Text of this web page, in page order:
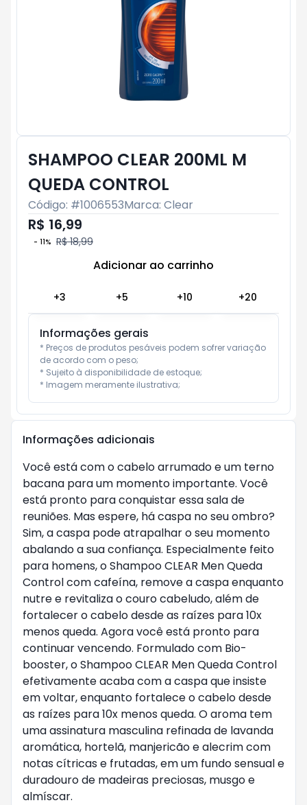
SHAMPOO CLEAR 200ML M
QUEDA CONTROL
Código: #1006553Marca: Clear
R$ 16,99
- 11% R$ 18,99
Adicionar ao carrinho
+3 +5 +10 +20
Informações gerais
* Preços de produtos pesáveis podem sofrer variação
de acordo com o peso;
* Sujeito à disponibilidade de estoque;
* Imagem meramente ilustrativa;
Informações adicionais
Você está com o cabelo arrumado e um terno
bacana para um momento importante. Você
está pronto para conquistar essa sala de
reuniões. Mas espere, há caspa no seu ombro?
Sim, a caspa pode atrapalhar o seu momento
abalando a sua confiança. Especialmente feito
para homens, o Shampoo CLEAR Men Queda
Control com cafeína, remove a caspa enquanto
nutre e revitaliza o couro cabeludo, além de
fortalecer o cabelo desde as raízes para 10x
menos queda. Agora você está pronto para
continuar vencendo. Formulado com Bio-
booster, o Shampoo CLEAR Men Queda Control
efetivamente acaba com a caspa que insiste
em voltar, enquanto fortalece o cabelo desde
as raízes para 10x menos queda. O aroma tem
uma assinatura masculina refinada de lavanda
aromática, hortelã, manjericão e alecrim com
notas cítricas e frutadas, em um fundo sensual e
duradouro de madeiras preciosas, musgo e
almíscar.